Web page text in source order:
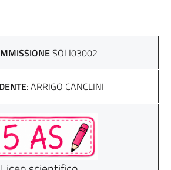
SOLI03002
: ARRIGO CANCLINI